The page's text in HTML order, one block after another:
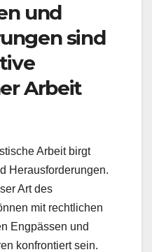
und
sind
Arbeit
Arbeit birgt
Herausforderungen.
Art des
mit rechtlichen
Engpässen und
konfrontiert sein.